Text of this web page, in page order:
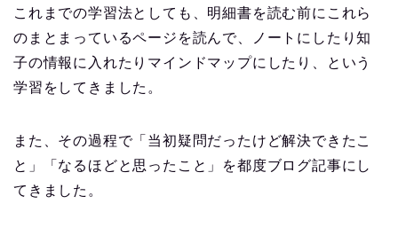
これまでの学習法としても、明細書を読む前にこれら
のまとまっているページを読んで、ノートにしたり知
子の情報に入れたりマインドマップにしたり、という
学習をしてきました。
また、その過程で「当初疑問だったけど解決できたこ
と」「なるほどと思ったこと」を都度ブログ記事にし
てきました。